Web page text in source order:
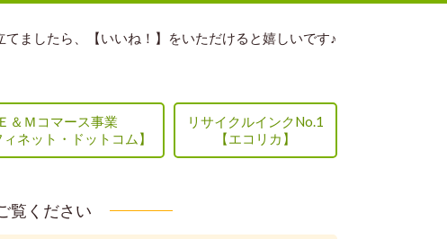
てましたら、【いいね！】をいただけると嬉しいです♪
Ｅ＆Ｍコマース事業
ィネット・ドットコム】
リサイクルインクNo.1
【エコリカ】
覧ください